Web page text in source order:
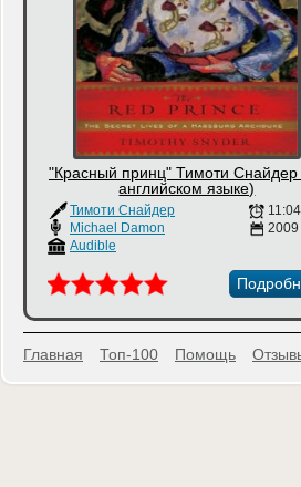
"Красный принц" Тимоти Снайдер
английском языке)
Тимоти Снайдер
Michael Damon
Audible
2009
Главная Топ-100 Помощь